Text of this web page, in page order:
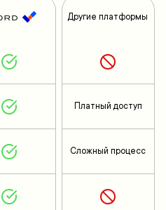
Другие платформы
Платный доступ
Сложный процесс